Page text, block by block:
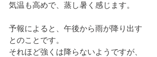
気温も高めで、蒸し暑く感じます。
予報によると、午後から雨が降り出す
とのことです。
それほど強くは降らないようですが、